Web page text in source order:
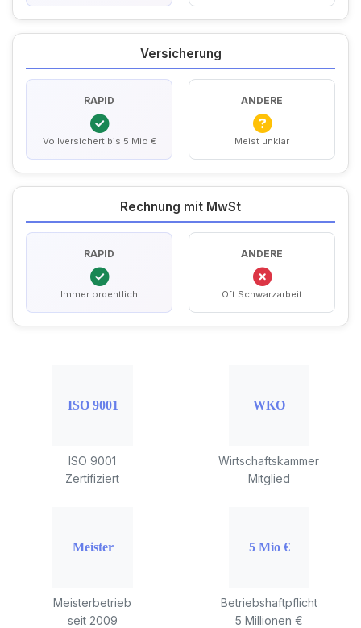
Versicherung
RAPID
Vollversichert bis 5 Mio €
ANDERE
Meist unklar
Rechnung mit MwSt
RAPID
Immer ordentlich
ANDERE
Oft Schwarzarbeit
ISO 9001
Zertifiziert
Wirtschaftskammer
Mitglied
Meisterbetrieb
seit 2009
Betriebshaftpflicht
5 Millionen €